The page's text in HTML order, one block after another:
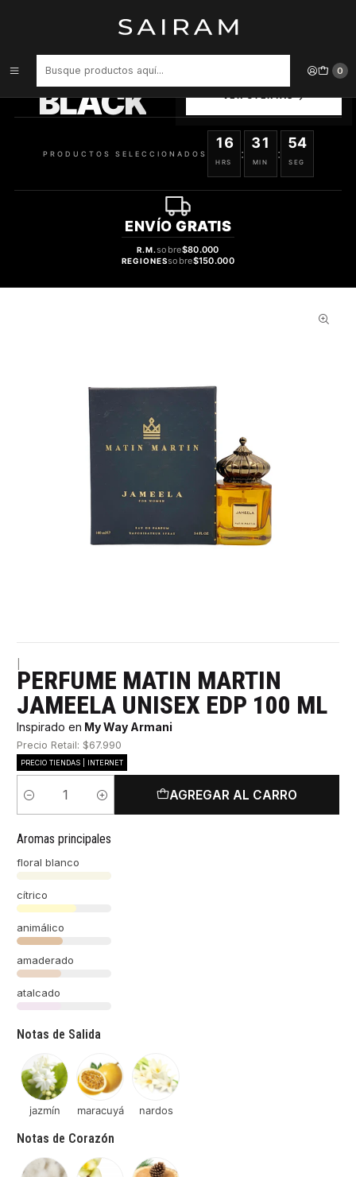
0
Perfume Matin Martin Jameela Unisex Edp 100 ml
BLACK
SELECCIONADOS
PRODUCTOS SELECCIONADOS
16
HRS
:
31
MIN
:
53
SEG
ENVÍO GRATIS
R.M.sobre$80.000
REGIONESsobre$150.000
PERFUME MATIN MARTIN
JAMEELA UNISEX EDP 100 ML
Inspirado en My Way Armani
Precio Retail: $67.990
PRECIO TIENDAS | INTERNET
Cantidad
AGREGAR AL CARRO
Aromas principales
floral blanco
cítrico
animálico
amaderado
atalcado
Notas de Salida
jazmín maracuyá nardos
Notas de Corazón